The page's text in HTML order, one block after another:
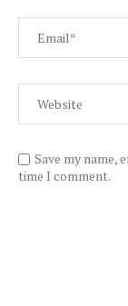
Save my name,
time I comment.